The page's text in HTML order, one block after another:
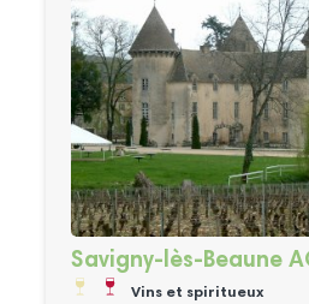
Savigny-lès-Beaune
Vins et spiritueux